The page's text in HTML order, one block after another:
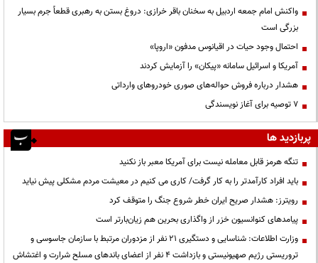
واکنش امام جمعه اردبیل به سخنان باقر خرازی: دروغ بستن به رهبری قطعاً جرم بسیار
بزرگی است
احتمال وجود حیات در اقیانوس مدفون «اروپا»
آمریکا و اسرائیل سامانه «پیکان» را آزمایش کردند
هشدار درباره فروش حواله‌های صوری خودروهای وارداتی
۷ توصیه برای آغاز نویسندگی
پربازدید ها
تنگه هرمز قابل معامله نیست برای آمریکا معبر باز نکنید
باید افراد کارآمدتر را به کار گرفت/ کاری می کنیم در معیشت مردم مشکلی پیش نیاید
رویترز: هشدار صریح ایران خطر شروع جنگ را متوقف کرد
پیامدهای کنوانسیون خزر از واگذاری بحرین هم زیان‌بارتر است
وزارت اطلاعات: شناسایی و دستگیری ۲۱ نفر از مزدوران مرتبط با سازمان جاسوسی و
تروریستی رژیم صهیونیستی و بازداشت ۴ نفر از اعضای باندهای مسلح شرارت و اغتشاش